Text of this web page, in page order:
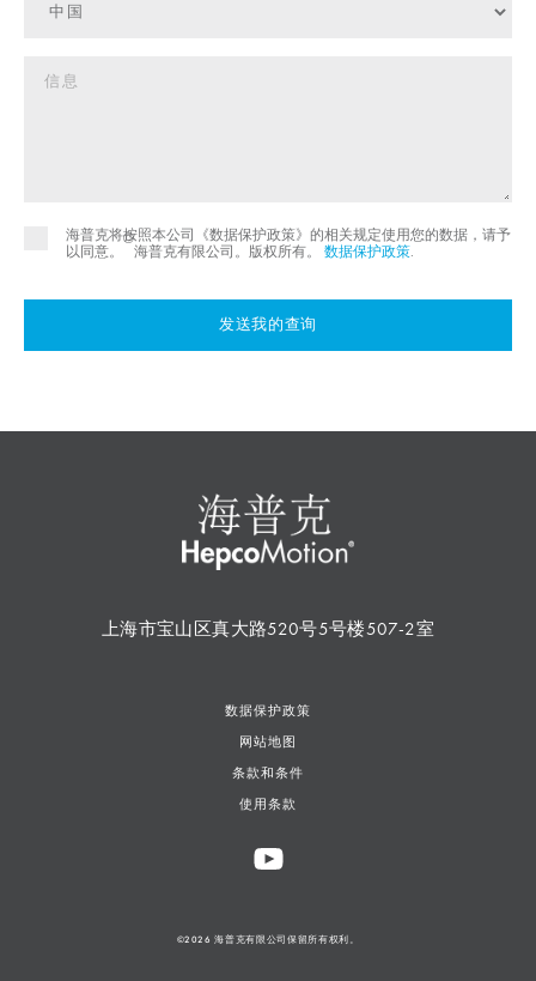
海普克将按照本公司《数据保护政策》的相关规定使用您的数据，请予
以同意。
©
海普克有限公司。版权所有。 数据保护政策.
发送我的查询
上海市宝山区真大路520号5号楼507-2室
数据保护政策
网站地图
条款和条件
使用条款
©2026 海普克有限公司保留所有权利。